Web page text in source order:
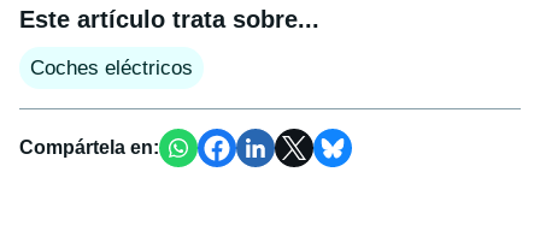
Este artículo trata sobre...
Coches eléctricos
Compártela en: